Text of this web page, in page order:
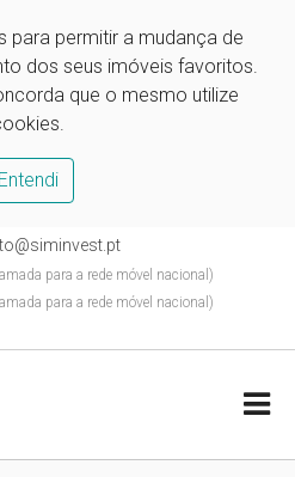
para permitir a mudança de
dos seus imóveis favoritos.
que o mesmo utilize
Entendi
para a rede móvel nacional)
para a rede móvel nacional)